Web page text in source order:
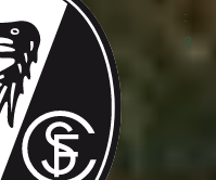
:
3